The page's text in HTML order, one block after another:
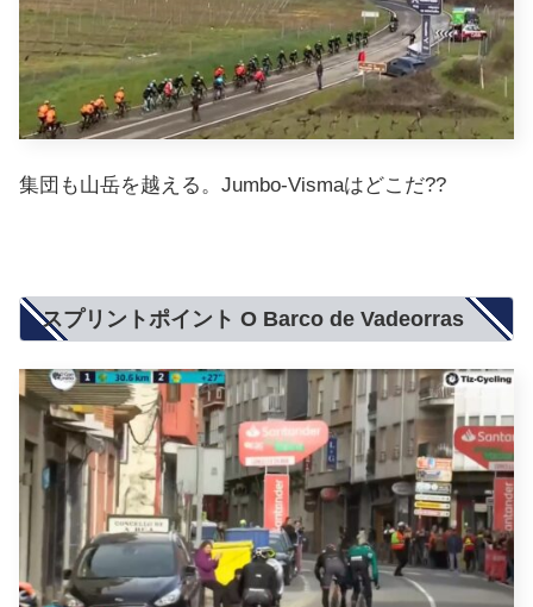
集団も山岳を越える。Jumbo-Vismaはどこだ??
スプリントポイント O Barco de Vadeorras